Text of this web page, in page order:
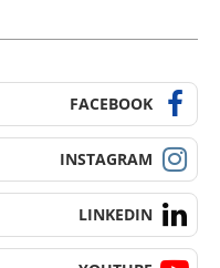
FACEBOOK
INSTAGRAM
LINKEDIN